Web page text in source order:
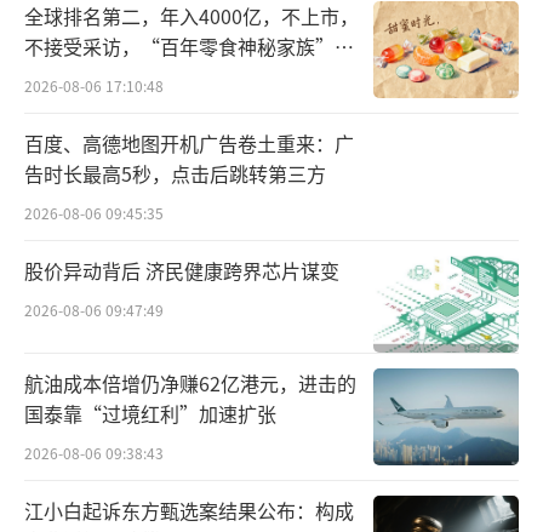
根据《自律规范》，保险销售货架被重新
整理。以往，不管是复杂的投连险，还是简单
的意外险，都可以由同一位代理人进行销售。
如今，人身保险产品被清晰地划分为P1、P2、
P3、P4、P5五类，财产险也被划为两档。具体
而言，P1类对应产品为保险期间一年期及以下
的人身保险产品（含保证续保），包括人寿保
险、健康保险、意外伤害保险等。P2类为保险
期间为一年期以上的普通型人身保险产品。P3
类包括分红型人身保险、万能型人身保险、专
属商业养老保险等。P4类为投资连结型人身保
险、变额年金保险等。P5类为高等复杂程度且
保单利益浮动无保证的人身保险产品。
全球排名第二，年入4000亿，不上市，
不接受采访，“百年零食神秘家族”浮
出水面？
2026-08-06 17:10:48
百度、高德地图开机广告卷土重来：广
告时长最高5秒，点击后跳转第三方
2026-08-06 09:45:35
股价异动背后 济民健康跨界芯片谋变
2026-08-06 09:47:49
航油成本倍增仍净赚62亿港元，进击的
国泰靠“过境红利”加速扩张
2026-08-06 09:38:43
江小白起诉东方甄选案结果公布：构成